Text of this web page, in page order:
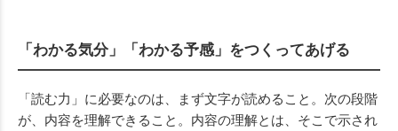
「わかる気分」「わかる予感」をつくってあげる
「読む力」に必要なのは、まず文字が読めること。次の段階
が、内容を理解できること。内容の理解とは、そこで示され